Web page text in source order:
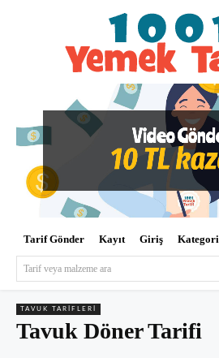
Tarif Gönder Kayıt Giriş
Tarif veya malzeme ara
TAVUK TARIFLERI
Tavuk Döner Tarifi